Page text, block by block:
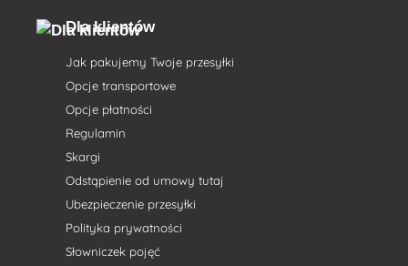
Dla klientów
Jak pakujemy Twoje przesyłki
Opcje transportowe
Opcje płatności
Regulamin
Skargi
Odstąpienie od umowy tutaj
Ubezpieczenie przesyłki
Polityka prywatności
Słowniczek pojęć